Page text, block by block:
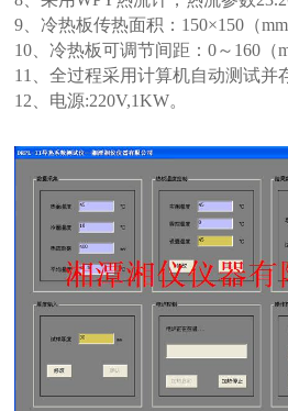
9、冷热板传热面积：150×150（mm
10、冷热板可调节间距：0～160（
11、全过程采用计算机自动测试并
12、电源:220V,1KW。